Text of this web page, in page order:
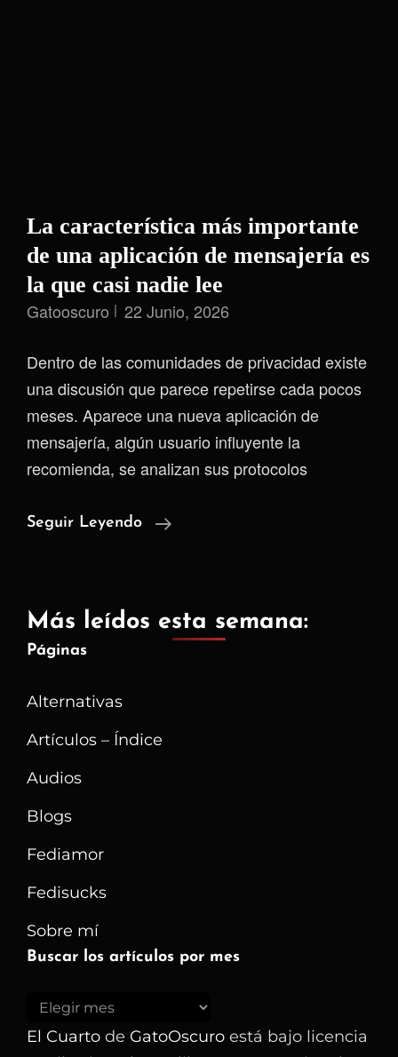
La característica más importante
de una aplicación de mensajería es
la que casi nadie lee
Gatooscuro 22 Junio, 2026
Dentro de las comunidades de privacidad existe
una discusión que parece repetirse cada pocos
meses. Aparece una nueva aplicación de
mensajería, algún usuario influyente la
recomienda, se analizan sus protocolos
Seguir Leyendo
La
De
Más leídos esta semana:
Páginas
Alternativas
Artículos – Índice
Audios
Blogs
Fediamor
Fedisucks
Sobre mí
Buscar los artículos por mes
Buscar
los
El Cuarto de GatoOscuro está bajo licencia